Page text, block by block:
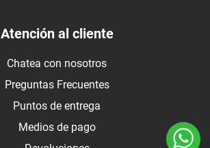
Atención al cliente
Chatea con nosotros
Preguntas Frecuentes
Puntos de entrega
Medios de pago